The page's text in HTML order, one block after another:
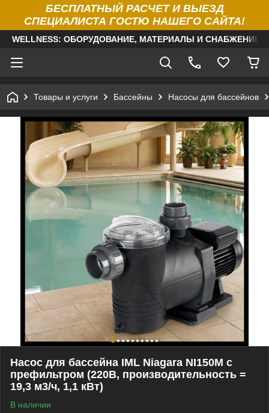
БЕСПЛАТНЫЙ РАСЧЕТ И ВЫЕЗД
СПЕЦИАЛИСТА ГОСТЮ НАШЕГО САЙТА!
WELLNESS: ОБОРУДОВАНИЕ, МАТЕРИАЛЫ И
Товары и услуги Бассейны Насосы для бассейнов
Насос для бассейна IML Niagara NI150M c
префильтром (220В, производительность =
19,3 м3/ч, 1,1 кВт)
В наличии